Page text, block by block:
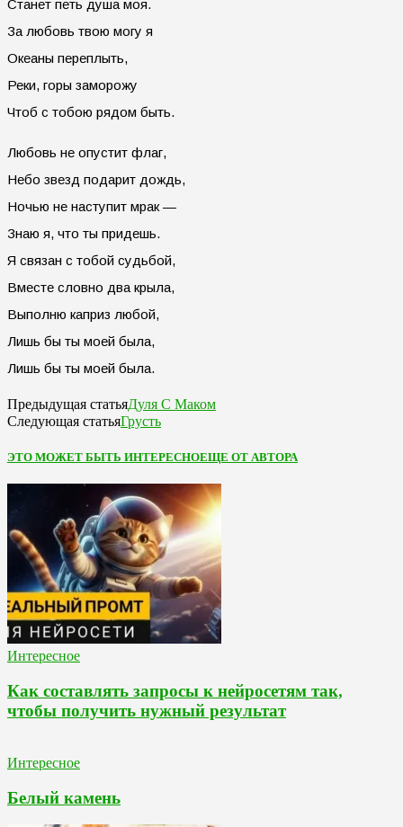
Станет петь душа моя.
За любовь твою могу я
Океаны переплыть,
Реки, горы заморожу
Чтоб с тобою рядом быть.
Любовь не опустит флаг,
Небо звезд подарит дождь,
Ночью не наступит мрак —
Знаю я, что ты придешь.
Я связан с тобой судьбой,
Вместе словно два крыла,
Выполню каприз любой,
Лишь бы ты моей была,
Лишь бы ты моей была.
Предыдущая статьяДуля С Маком
Следующая статьяГрусть
ЭТО МОЖЕТ БЫТЬ ИНТЕРЕСНОЕЩЕ ОТ АВТОРА
Интересное
Как составлять запросы к нейросетям так,
чтобы получить нужный результат
Интересное
Белый камень